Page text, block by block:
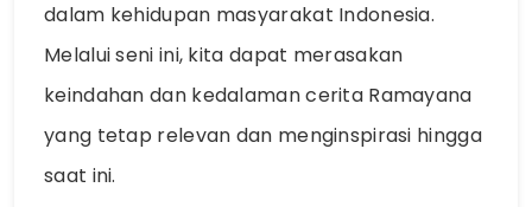
dalam kehidupan masyarakat Indonesia.
Melalui seni ini, kita dapat merasakan
keindahan dan kedalaman cerita Ramayana
yang tetap relevan dan menginspirasi hingga
saat ini.